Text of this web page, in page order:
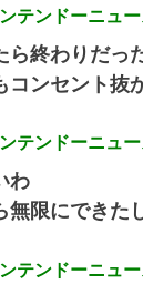
テンドーニュ
ら終わりだっ
コンセント抜
テンドーニュ
わ
無限にできた
テンドーニュ